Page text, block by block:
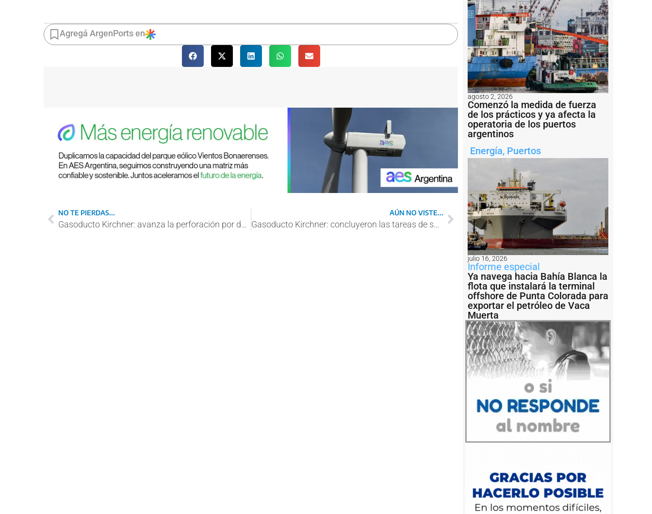
Agregá ArgenPorts en
NO TE PIERDAS...
Gasoducto Kirchner: avanza la perforación por debajo del río Colorado
AÚN NO VISTE...
Gasoducto Kirchner: concluyeron las tareas de soldadura en Salliqueló
agosto 2, 2026
Comenzó la medida de fuerza
de los prácticos y ya afecta la
operatoria de los puertos
argentinos
Energía, Puertos
julio 16, 2026
Informe especial
Ya navega hacia Bahía Blanca la
flota que instalará la terminal
offshore de Punta Colorada para
exportar el petróleo de Vaca
Muerta